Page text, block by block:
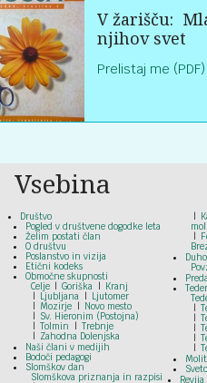
V žarišču:
njihov svet
Prelistaj me (PDF)
Vsebina
Društvo
Pogled v društvene dogodke leta
Želim postati član
O društvu
Poslanstvo in vizija
Etični kodeks
Območne skupnosti
Celje
Goriška
Kranj
Ljubljana
Ljutomer
Mozirje
Novo mesto
Sv. Hieronim (Postojna)
Tolmin
Trebnje
Zahodna Dolenjska
Naši člani v medijih
Bodoči pedagogi
Slomškov dan
Slomškova priznanja in razpisi